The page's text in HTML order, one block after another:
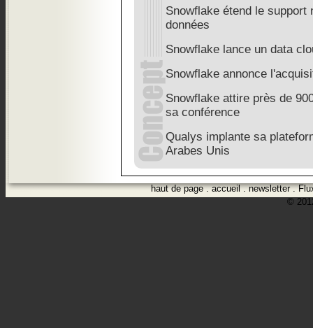
Snowflake étend le
données
Snowflake lance un data
Snowflake annonce
Snowflake attire près de
sa conférence
Qualys implante sa
Arabes Unis
haut de page.accueil.newsletter.
©